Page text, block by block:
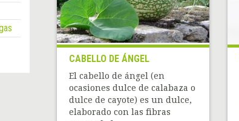
CABELLO DE ÁNGEL
El cabello de ángel (en
ocasiones dulce de calabaza o
dulce de cayote) es un dulce,
elaborado con las fibras